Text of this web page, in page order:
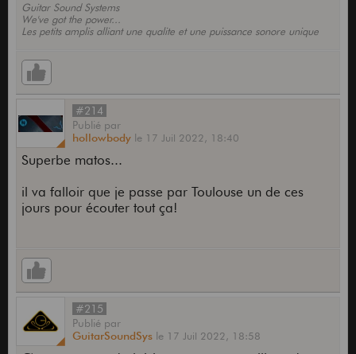
Guitar Sound Systems
We've got the power...
Les petits amplis alliant une qualite et une puissance sonore unique
#214
Publié par
hollowbody le 17 Juil 2022, 18:40
Superbe matos...
il va falloir que je passe par Toulouse un de ces
jours pour écouter tout ça!
#215
Publié par
GuitarSoundSys le 17 Juil 2022, 18:58